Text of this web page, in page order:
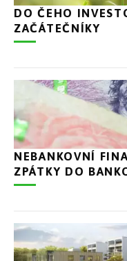
DO ČEHO
ZAČÁTEČNÍKY
NEBANKOVNÍ
ZPÁTKY DO